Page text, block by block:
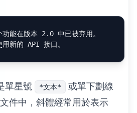
單星號 *文本* 或單下劃線
件中，斜體經常用於表示